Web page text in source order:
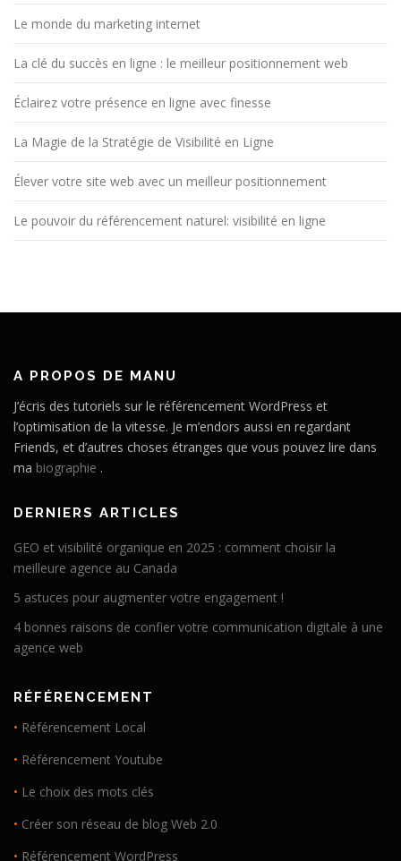
Le monde du marketing internet
La clé du succès en ligne : le meilleur positionnement web
Éclairez votre présence en ligne avec finesse
La Magie de la Stratégie de Visibilité en Ligne
Élever votre site web avec un meilleur positionnement
Le pouvoir du référencement naturel: visibilité en ligne
A PROPOS DE MANU
J’écris des tutoriels sur le référencement WordPress et
l’optimisation de la vitesse. Je m’endors aussi en regardant
Friends, et d’autres choses étranges que vous pouvez lire dans
ma biographie .
DERNIERS ARTICLES
GEO et visibilité organique en 2025 : comment choisir la
meilleure agence au Canada
5 astuces pour augmenter votre engagement !
4 bonnes raisons de confier votre communication digitale à une
agence web
RÉFÉRENCEMENT
• Référencement Local
• Référencement Youtube
• Le choix des mots clés
• Créer son réseau de blog Web 2.0
• Référencement WordPress